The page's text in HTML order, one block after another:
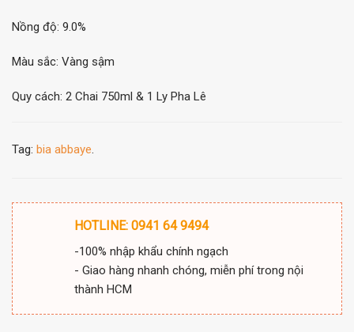
Nồng độ: 9.0%
Màu sắc: Vàng sậm
Quy cách: 2 Chai 750ml & 1 Ly Pha Lê
Tag: bia abbaye.
HOTLINE: 0941 64 9494
-100% nhập khẩu chính ngạch
- Giao hàng nhanh chóng, miễn phí trong nội
thành HCM